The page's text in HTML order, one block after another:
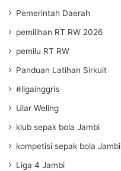
Pemerintah Daerah
pemilihan RT RW 2026
pemilu RT RW
Panduan Latihan Sirkuit
#ligainggris
Ular Weling
klub sepak bola Jambi
kompetisi sepak bola Jambi
Liga 4 Jambi